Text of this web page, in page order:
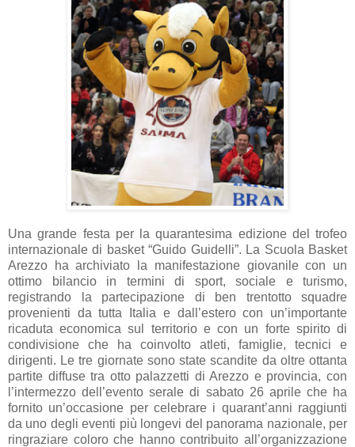
Una grande festa per la quarantesima edizione del trofeo
internazionale di basket “Guido Guidelli”. La Scuola Basket
Arezzo ha archiviato la manifestazione giovanile con un
ottimo bilancio in termini di sport, sociale e turismo,
registrando la partecipazione di ben trentotto squadre
provenienti da tutta Italia e dall’estero con un’importante
ricaduta economica sul territorio e con un forte spirito di
condivisione che ha coinvolto atleti, famiglie, tecnici e
dirigenti. Le tre giornate sono state scandite da oltre ottanta
partite diffuse tra otto palazzetti di Arezzo e provincia, con
l’intermezzo dell’evento serale di sabato 26 aprile che ha
fornito un’occasione per celebrare i quarant’anni raggiunti
da uno degli eventi più longevi del panorama nazionale, per
ringraziare coloro che hanno contribuito all’organizzazione